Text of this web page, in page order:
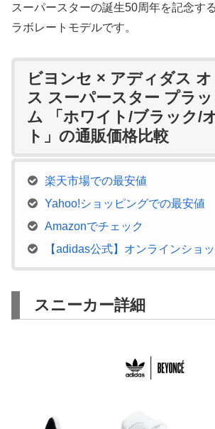
スーパースターの誕生50周年を記念す
ラボレートモデルです。
ビヨンセ × アディダス
ス スーパースター プラ
ム 「ホワイト/ブラック/
ト」の通販価格比較
楽天市場での最安値
Yahoo!ショッピングでの最安値
Amazonでチェック
【adidas公式】オンラインショ
スニーカー詳細